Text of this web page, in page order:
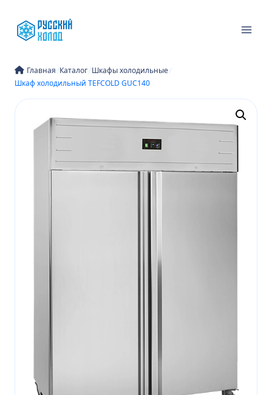
содержимому
Главная/Каталог/Шкафы холодильные/
Шкаф холодильный TEFCOLD GUC140